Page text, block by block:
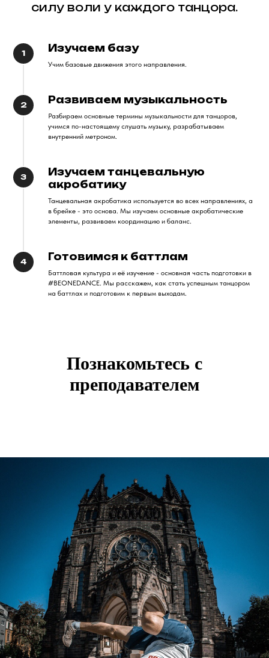
силу воли у каждого танцора.
1 Изучаем базу
Учим базовые движения этого направления.
2 Развиваем музыкальность
Разбираем основные термины музыкальности для танцоров,
учимся по-настоящему слушать музыку, разрабатываем
внутренний метроном.
3
Изучаем танцевальную
акробатику
Танцевальная акробатика используется во всех направлениях, а
в брейке - это основа. Мы изучаем основные акробатические
элементы, развиваем координацию и баланс.
4 Готовимся к баттлам
Баттловая культура и её изучение - основная часть подготовки в
#BEONEDANCE. Мы расскажем, как стать успешным танцором
на баттлах и подготовим к первым выходам.
Познакомьтесь с
преподавателем